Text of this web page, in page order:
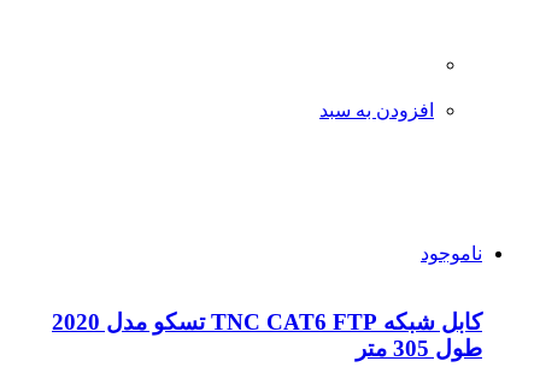
افزودن به سبد
ناموجود
کابل شبکه TNC CAT6 FTP تسکو مدل 2020
طول 305 متر